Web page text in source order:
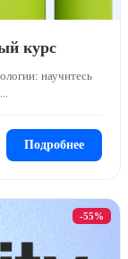
курс
научитесь
Подробнее
-55%